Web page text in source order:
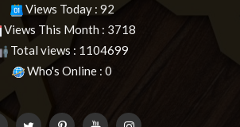
Views Today : 92
Views This Month : 3718
Total views : 1104699
Who's Online : 0